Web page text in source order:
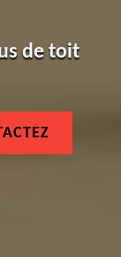
de toit